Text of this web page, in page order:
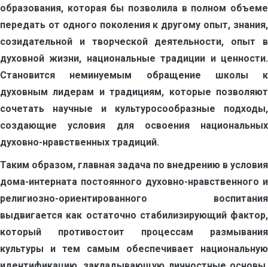
образования, которая бы позволила в полном объеме
передать от одного поколения к другому опыт, знания,
созидательной и творческой деятельности, опыт в
духовной жизни, национальные традиции и ценности.
Становится неминуемым обращение школы к
духовным лидерам и традициям, которые позволяют
сочетать научные и культуросообразные подходы,
создающие условия для освоения национальных
духовно-нравственных традиций.
Таким образом, главная задача по внедрению в условия
дома-интерната постоянного духовно-нравственного и
религиозно-ориентированного воспитания
выдвигается как остаточно стабилизирующий фактор,
который противостоит процессам размывания
культуры и тем самым обеспечивает национальную